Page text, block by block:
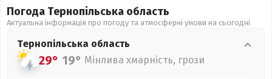
Погода Тернопільська область
Актуальна інформація про погоду та атмосферні умови на сьогодні
Тернопільська область
29° 19° Мінлива хмарність, грози